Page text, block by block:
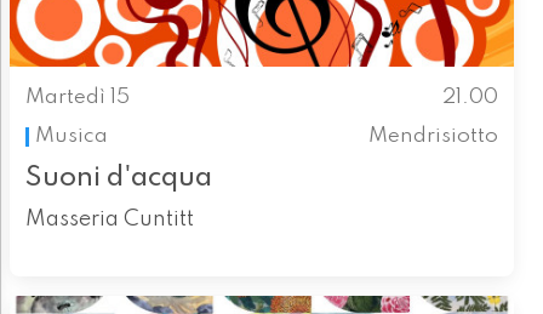
Martedì 15
21.00
Musica
Mendrisiotto
Suoni d'acqua
Masseria Cuntitt